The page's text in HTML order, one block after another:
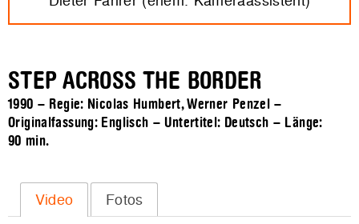
STEP ACROSS THE BORDER
1990 – Regie: Nicolas Humbert, Werner Penzel –
Originalfassung: Englisch – Untertitel: Deutsch – Länge:
90 min.
Video Fotos